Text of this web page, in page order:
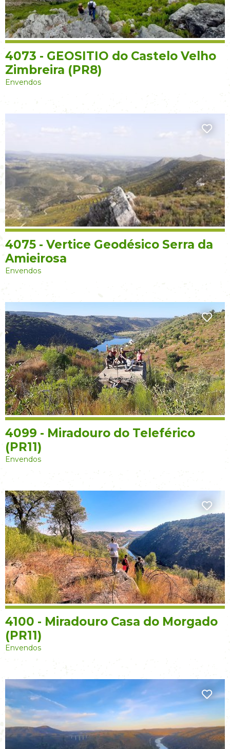
4073 - GEOSITIO do Castelo Velho
Zimbreira (PR8)
Envendos
4075 - Vertice Geodésico Serra da
Amieirosa
Envendos
4099 - Miradouro do Teleférico
(PR11)
Envendos
4100 - Miradouro Casa do Morgado
(PR11)
Envendos